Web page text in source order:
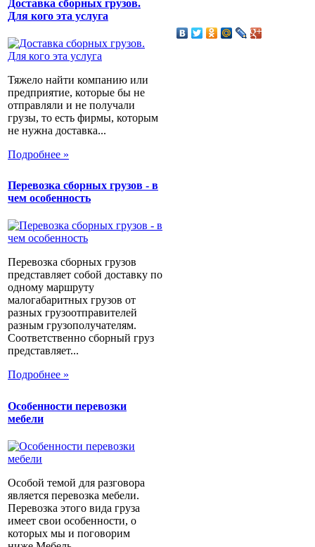
Доставка сборных грузов.
Для кого эта услуга
Тяжело найти компанию или
предприятие, которые бы не
отправляли и не получали
грузы, то есть фирмы, которым
не нужна доставка...
Подробнее »
Перевозка сборных грузов - в
чем особенность
Перевозка сборных грузов
представляет собой доставку по
одному маршруту
малогабаритных грузов от
разных грузоотправителей
разным грузополучателям.
Соответственно сборный груз
представляет...
Подробнее »
Особенности перевозки
мебели
Особой темой для разговора
является перевозка мебели.
Перевозка этого вида груза
имеет свои особенности, о
которых мы и поговорим